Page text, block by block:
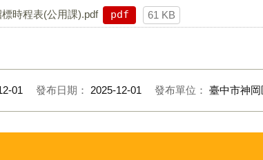
時程表(公用課).pdf pdf 61 KB
01 發布日期： 2025-12-01 發布單位： 臺中市神